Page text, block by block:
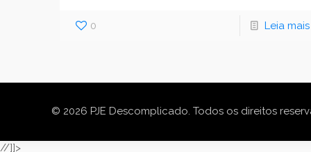
0 Leia mais
© 2026 PJE Descomplicado. Todos os direitos
//]]>